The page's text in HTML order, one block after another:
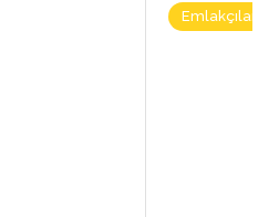
Emlakçılar